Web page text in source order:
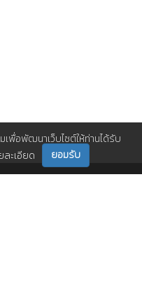
เพื่อพัฒนาเว็บไซต์ให้ท่านได้รับ
ละเอียด ยอมรับ